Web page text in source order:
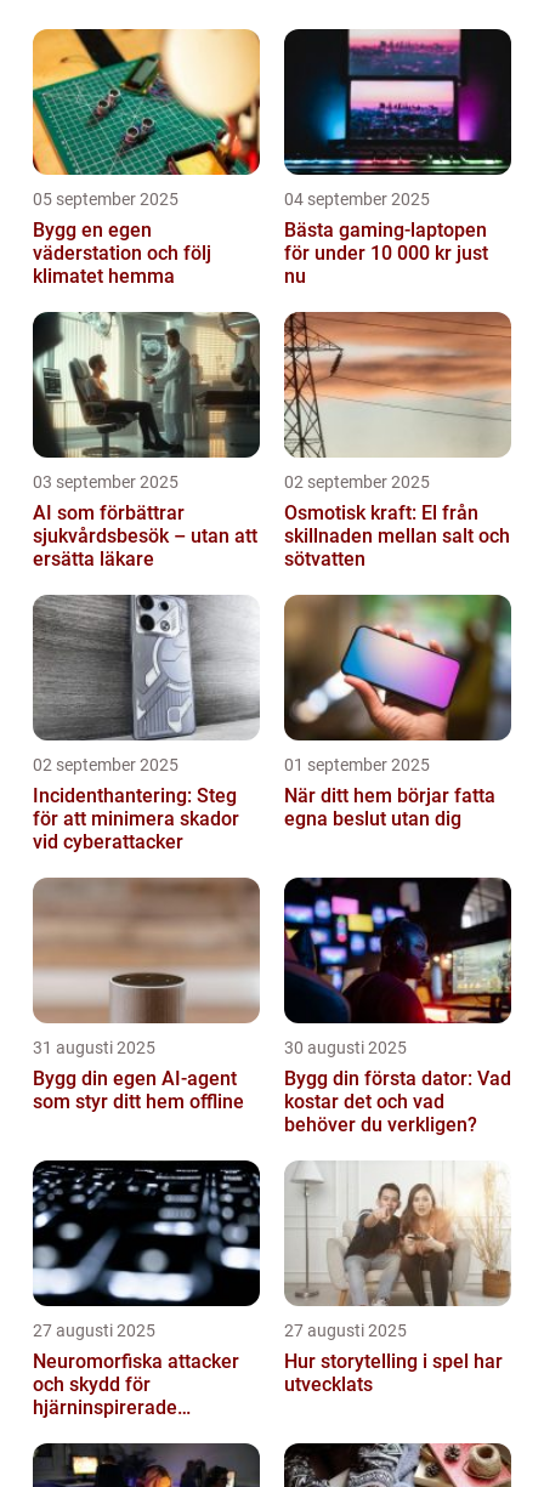
05 september 2025
Bygg en egen
väderstation och följ
klimatet hemma
04 september 2025
Bästa gaming-laptopen
för under 10 000 kr just
nu
03 september 2025
AI som förbättrar
sjukvårdsbesök – utan att
ersätta läkare
02 september 2025
Osmotisk kraft: El från
skillnaden mellan salt och
sötvatten
02 september 2025
Incidenthantering: Steg
för att minimera skador
vid cyberattacker
01 september 2025
När ditt hem börjar fatta
egna beslut utan dig
31 augusti 2025
Bygg din egen AI-agent
som styr ditt hem offline
30 augusti 2025
Bygg din första dator: Vad
kostar det och vad
behöver du verkligen?
27 augusti 2025
Neuromorfiska attacker
och skydd för
hjärninspirerade
27 augusti 2025
Hur storytelling i spel har
utvecklats